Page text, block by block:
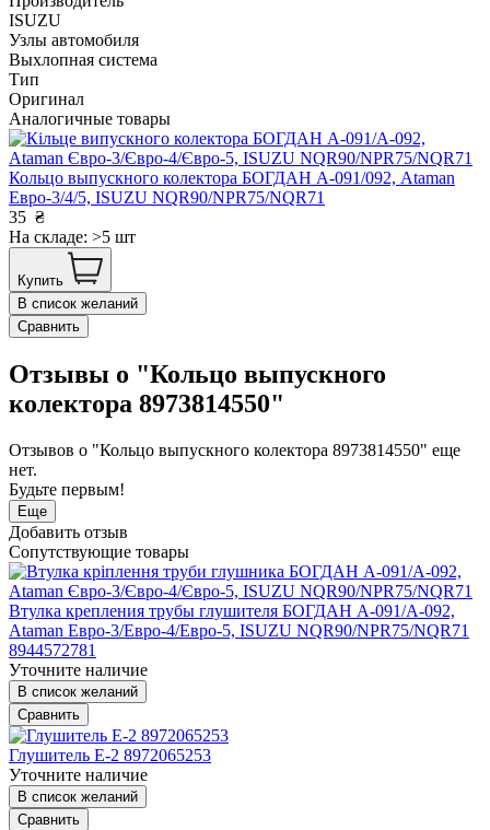
ISUZU
Узлы автомобиля
Выхлопная система
Тип
Оригинал
Аналогичные товары
Кольцо выпускного колектора БОГДАН А-091/092, Ataman
Евро-3/4/5, ISUZU NQR90/NPR75/NQR71
35 ₴
На складе: >5 шт
Купить
В список желаний
Сравнить
Отзывы о "Кольцо выпускного
колектора 8973814550"
Отзывов о "Кольцо выпускного колектора 8973814550" еще
нет.
Будьте первым!
Еще
Добавить отзыв
Сопутствующие товары
Втулка крепления трубы глушителя БОГДАН А-091/А-092,
Ataman Евро-3/Евро-4/Евро-5, ISUZU NQR90/NPR75/NQR71
8944572781
Уточните наличие
В список желаний
Сравнить
Глушитель Е-2 8972065253
Уточните наличие
В список желаний
Сравнить